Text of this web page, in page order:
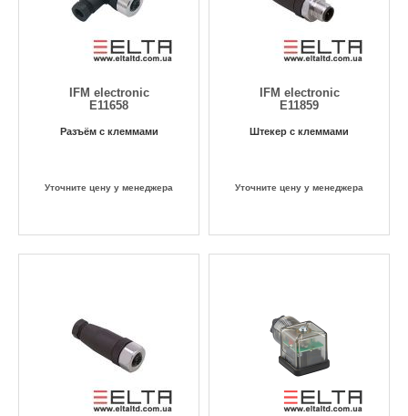
IFM electronic
E11658
Разъём с клеммами
Уточните цену у менеджера
IFM electronic
E11859
Штекер с клеммами
Уточните цену у менеджера